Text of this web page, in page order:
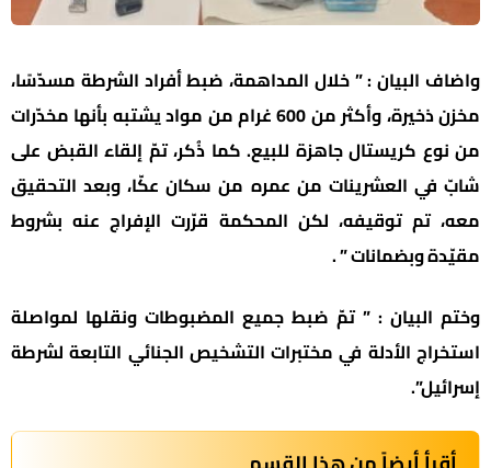
واضاف البيان : ” خلال المداهمة، ضبط أفراد الشرطة مسدّسًا،
مخزن ذخيرة، وأكثر من 600 غرام من مواد يشتبه بأنها مخدّرات
من نوع كريستال جاهزة للبيع. كما ذُكر، تمّ إلقاء القبض على
شابّ في العشرينات من عمره من سكان عكّا، وبعد التحقيق
معه، تم توقيفه، لكن المحكمة قرّرت الإفراج عنه بشروط
مقيّدة وبضمانات ” .
وختم البيان : ” تمّ ضبط جميع المضبوطات ونقلها لمواصلة
استخراج الأدلة في مختبرات التشخيص الجنائي التابعة لشرطة
إسرائيل”.